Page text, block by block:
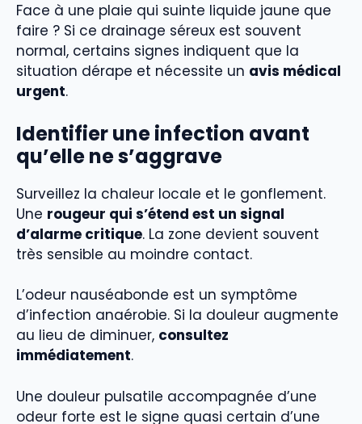
Face à une plaie qui suinte liquide jaune que
faire ? Si ce drainage séreux est souvent
normal, certains signes indiquent que la
situation dérape et nécessite un avis médical
urgent.
Identifier une infection avant
qu’elle ne s’aggrave
Surveillez la chaleur locale et le gonflement.
Une rougeur qui s’étend est un signal
d’alarme critique. La zone devient souvent
très sensible au moindre contact.
L’odeur nauséabonde est un symptôme
d’infection anaérobie. Si la douleur augmente
au lieu de diminuer, consultez
immédiatement.
Une douleur pulsatile accompagnée d’une
odeur forte est le signe quasi certain d’une